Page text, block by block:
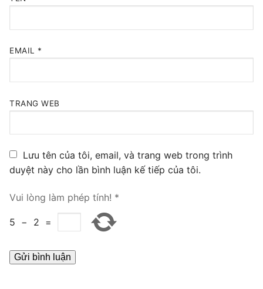
VoIP GSM / 3G / 4G Gateways
E1 / T1 / PRI VoIP Gateway
PRI VoIP Gateway TE200
LIÊN HỆ
HƯỚNG DẪN
EMAIL *
TRANG WEB
Lưu tên của tôi, email, và trang web trong trình
duyệt này cho lần bình luận kế tiếp của tôi.
Vui lòng làm phép tính! *
5 − 2 =